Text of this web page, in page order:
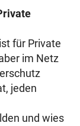
für Private
im Netz
jeden
und wies